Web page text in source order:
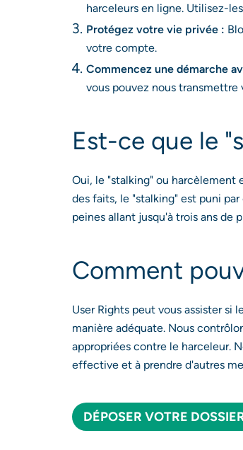
harceleurs en ligne. Utilisez-
Protégez votre vie privée :
votre compte.
Commencez une démarche
vous pouvez nous transmettre
Est-ce que le
Oui, le "stalking" ou harcèlement
des faits, le "stalking" est puni par
peines allant jusqu'à trois ans de
Comment
User Rights peut vous assister si
manière adéquate. Nous
appropriées contre le harceleur.
effective et à prendre d'autres
DÉPOSER VOTRE